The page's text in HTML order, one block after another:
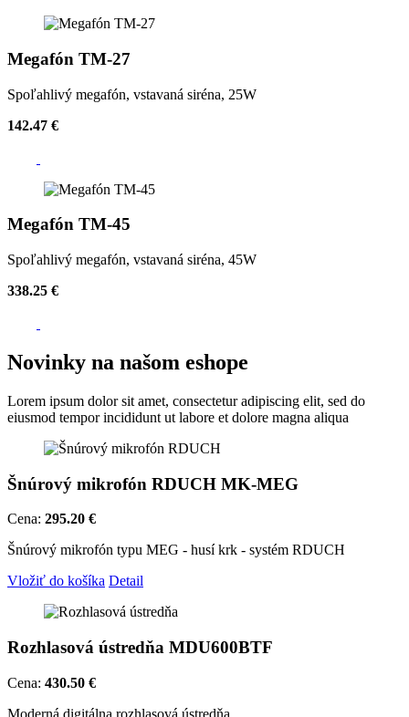
Megafón TM-27
Spoľahlivý megafón, vstavaná siréna, 25W
142.47 €
Megafón TM-45
Spoľahlivý megafón, vstavaná siréna, 45W
338.25 €
Novinky na našom eshope
Lorem ipsum dolor sit amet, consectetur adipiscing elit, sed do
eiusmod tempor incididunt ut labore et dolore magna aliqua
Šnúrový mikrofón RDUCH MK-MEG
Cena: 295.20 €
Šnúrový mikrofón typu MEG - husí krk - systém RDUCH
Vložiť do košíka Detail
Rozhlasová ústredňa MDU600BTF
Cena: 430.50 €
Moderná digitálna rozhlasová ústredňa